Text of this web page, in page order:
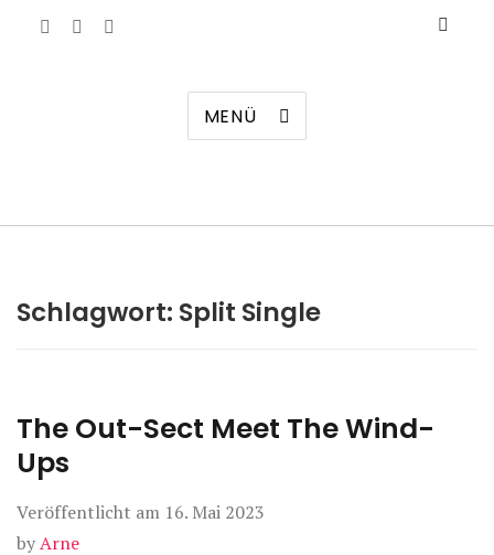
MENÜ
Schlagwort: Split Single
The Out​-​Sect Meet The Wind​-​
Ups
Veröffentlicht am 16. Mai 2023
byArne